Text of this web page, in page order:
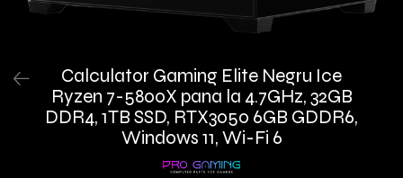
Calculator Gaming Elite Negru Ice
Ryzen 7-5800X pana la 4.7GHz, 32GB
DDR4, 1TB SSD, RTX3050 6GB GDDR6,
Windows 11, Wi-Fi 6